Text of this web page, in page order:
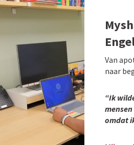
Van
naar
“Ik
omdat